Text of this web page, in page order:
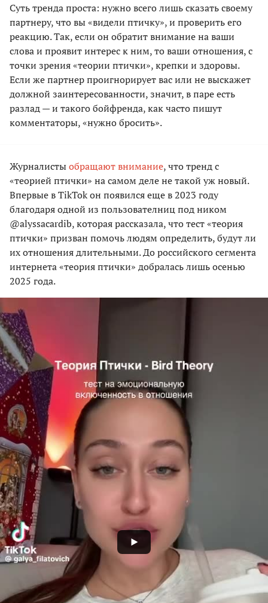
Суть тренда проста: нужно всего лишь сказать своему
партнеру, что вы «видели птичку», и проверить его
реакцию. Так, если он обратит внимание на ваши
слова и проявит интерес к ним, то ваши отношения, с
точки зрения «теории птички», крепки и здоровы.
Если же партнер проигнорирует вас или не выскажет
должной заинтересованности, значит, в паре есть
разлад — и такого бойфренда, как часто пишут
комментаторы, «нужно бросить».
Журналистыобращают внимание, что тренд с
«теорией птички» на самом деле не такой уж новый.
Впервые в TikTok он появился еще в 2023 году
благодаря одной из пользователниц под ником
@alyssacardib, которая рассказала, что тест «теория
птички» призван помочь людям определить, будут ли
их отношения длительными. До российского сегмента
интернета «теория птички» добралась лишь осенью
2025 года.